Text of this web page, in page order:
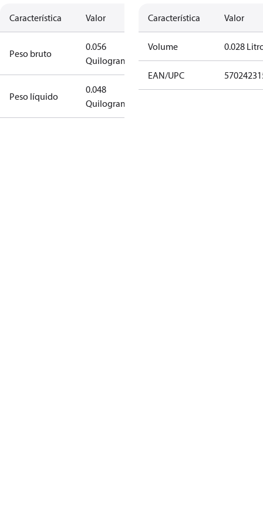
Característica Valor
Peso bruto
0.056
Quilograma
Peso líquido
0.048
Quilograma
Característica Valor
Volume 0.028
EAN/UPC